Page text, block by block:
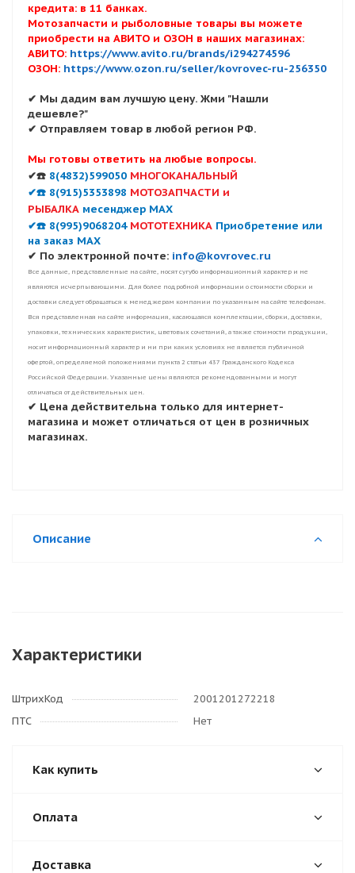
кредита: в 11 банках.
Мотозапчасти и рыболовные товары вы можете
приобрести на АВИТО и ОЗОН в наших магазинах:
АВИТО: https://www.avito.ru/brands/i294274596
ОЗОН: https://www.ozon.ru/seller/kovrovec-ru-256350
✔ Мы дадим вам лучшую цену. Жми "Нашли
дешевле?"
✔ Отправляем товар в любой регион РФ.
Мы готовы ответить на любые вопросы.
✔☎️ 8(4832)599050 МНОГОКАНАЛЬНЫЙ
✔☎️ 8(915)5353898 МОТОЗАПЧАСТИ и
РЫБАЛКА месенджер MAX
✔☎️ 8(995)9068204 МОТОТЕХНИКА Приобретение или
на заказ MAX
✔ По электронной почте: info@kovrovec.ru
Все данные, представленные на сайте, носят сугубо информационный характер и не
являются исчерпывающими. Для более подробной информации о стоимости сборки и
доставки следует обращаться к менеджерам компании по указанным на сайте телефонам.
Вся представленная на сайте информация, касающаяся комплектации, сборки, доставки,
упаковки, технических характеристик, цветовых сочетаний, а также стоимости продукции,
носит информационный характер и ни при каких условиях не является публичной
офертой, определяемой положениями пункта 2 статьи 437 Гражданского Кодекса
Российской Федерации. Указанные цены являются рекомендованными и могут
отличаться от действительных цен.
✔ Цена действительна только для интернет-
магазина и может отличаться от цен в розничных
магазинах.
Описание
Характеристики
ШтрихКод
2001201272218
ПТС
Нет
Как купить
Оплата
Доставка